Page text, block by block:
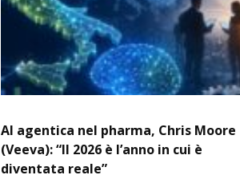
AI agentica nel pharma, Chris Moore
(Veeva): “Il 2026 è l’anno in cui è
diventata reale”